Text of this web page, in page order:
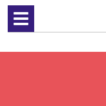
Avaa valikko